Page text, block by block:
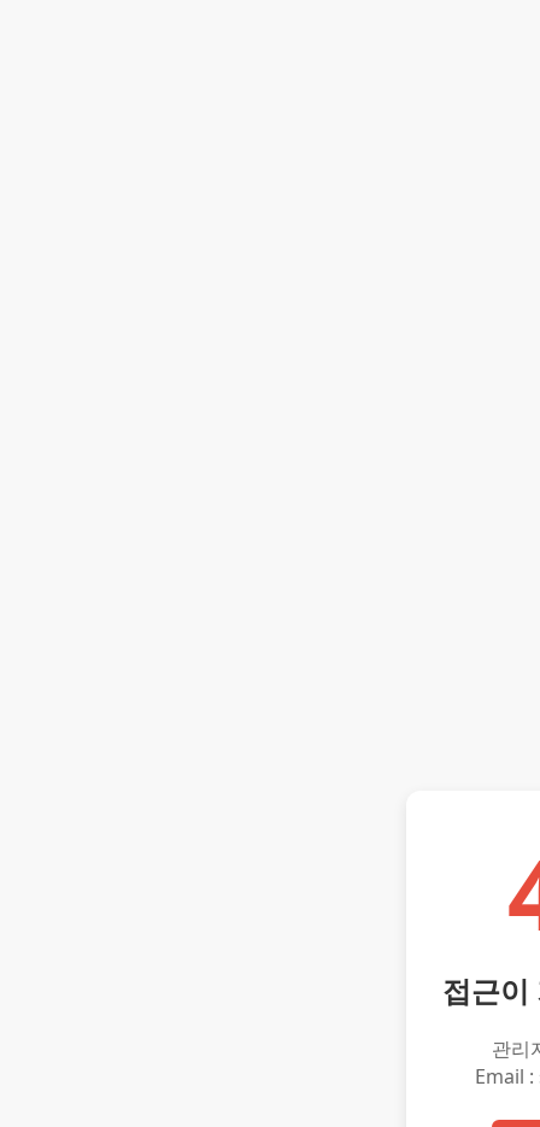
접근이
관리
Email